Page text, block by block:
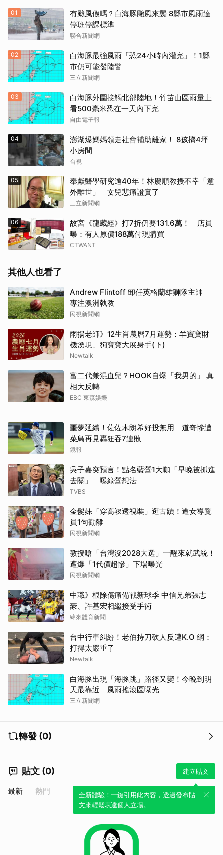
01
有颱風假嗎？白海豚颱風來襲 8縣市風雨達
停班停課標準
聯合新聞網
02
白海豚最強風雨「恐24小時內灌完」！1縣
市仍可能發陸警
三立新聞網
03
白海豚外圍接觸北部陸地！竹苗山區雨量上
看500毫米恐在一天內下完
自由電子報
04
澎湖爆媽媽領走社會補助離家！ 8孩擠4坪
小房間
台視
05
奉獻醫學研究逾40年！林慶順教授不幸「意
外離世」 女兒悲痛證實了
三立新聞網
06
故宮《龍藏經》打7折仍要131.6萬！ 店員
曝：有人原價188萬付現購買
CTWANT
其他人也看了
Andrew Flintoff 卸任英格蘭雄獅隊主帥
專注澳洲執教
民視新聞網
雨揚老師》12生肖農曆7月運勢：羊寶寶財
機湧現、狗寶寶大展身手(下)
Newtalk
富二代兼混血兒？HOOK自爆「我男的」 真
相大反轉
EBC 東森娛樂
噩夢延續！佐佐木朗希好投無用 道奇慘遭
菜鳥再見轟狂吞7連敗
鏡報
吳子嘉突預言！點名藍營1大咖「早晚被抓進
去關」 曝綠營想法
TVBS
金髮妹「穿高衩透視裝」逛古蹟！遭女導覽
員1句勸離
民視新聞網
教授嗆「台灣沒2028大選」一醒來就武統！
遭爆「1代價超慘」下場曝光
民視新聞網
中職》根除傷痛備戰新球季 中信兄弟張志
豪、許基宏相繼接受手術
緯來體育新聞
台中行車糾紛！老伯持刀砍人反遭K.O 網：
打得太嚴重了
Newtalk
白海豚出現「海豚跳」路徑又變！今晚到明
天最靠近 風雨搖滾區曝光
三立新聞網
轉發 (0)
貼文 (0) 建立貼文
全新體驗！一鍵引用此內容，透過發布貼
文來輕鬆表達個人立場。
最新 熱門